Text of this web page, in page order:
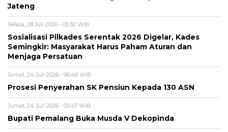
Jateng
Selasa, 28 Juli 2026 - 05:30 WIB
Sosialisasi Pilkades Serentak 2026 Digelar, Kades
Semingkir: Masyarakat Harus Paham Aturan dan
Menjaga Persatuan
Jumat, 24 Juli 2026 - 06:48 WIB
Prosesi Penyerahan SK Pensiun Kepada 130 ASN
Jumat, 24 Juli 2026 - 05:47 WIB
Bupati Pemalang Buka Musda V Dekopinda